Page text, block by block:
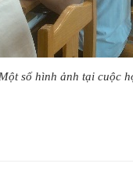
số hình ảnh tại cuộc